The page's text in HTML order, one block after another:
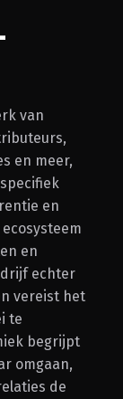
van
en meer,
en
en
echter
vereist het
te
begrijpt
omgaan,
de